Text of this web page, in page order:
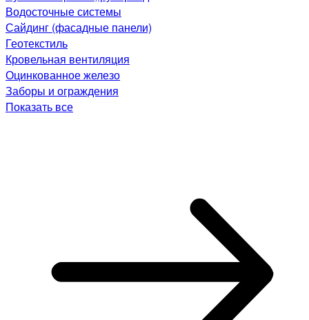
Водосточные системы
Сайдинг (фасадные панели)
Геотекстиль
Кровельная вентиляция
Оцинкованное железо
Заборы и ограждения
Показать все